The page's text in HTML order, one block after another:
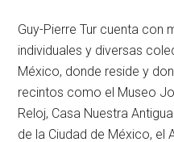
Guy-Pierre Tur cuenta con
individuales y diversas
México, donde reside y
recintos como el Museo
Reloj, Casa Nuestra
de la Ciudad de México, el